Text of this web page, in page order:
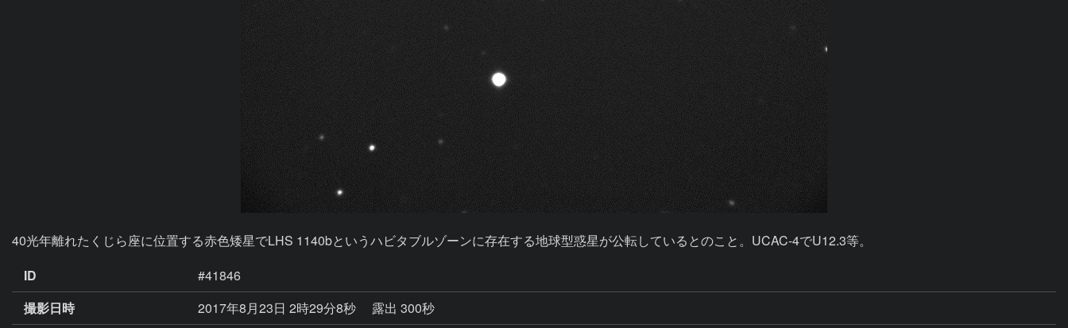
40光年離れたくじら座に位置する赤色矮星でLHS 1140bというハビタブルゾーンに存在する地球型惑星が公転しているとのこと。UCAC-4でU12.3等。
ID
#41846
撮影日時
2017年8月23日 2時29分8秒
露出 300秒